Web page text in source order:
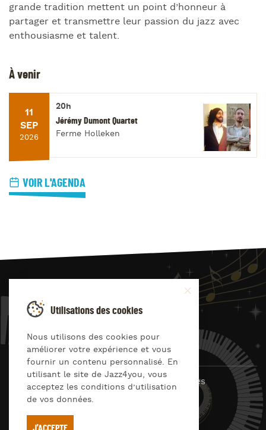
grande tradition mettent un point d’honneur à
partager et transmettre leur passion du jazz avec
enthousiasme et talent.
À venir
11
SEP
2026
20h
Jérémy Dumont Quartet
Ferme Holleken
VOIR L'AGENDA
JAZZ4
© Jazz4you 2019 – 2026 Tous droits réservés
Déclaration de confidentialité
RGPD & consentement
Utilisations des cookies
Nous utilisons des cookies pour
améliorer votre expérience et vous
fournir un contenu personnalisé. En
utilisant le site de Jazz4you, vous
acceptez les conditions d’utilisation
de vos données.